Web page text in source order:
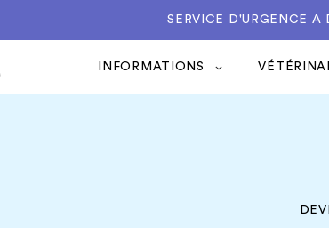
SERVICE D'URGENCE A
INFORMATIONS